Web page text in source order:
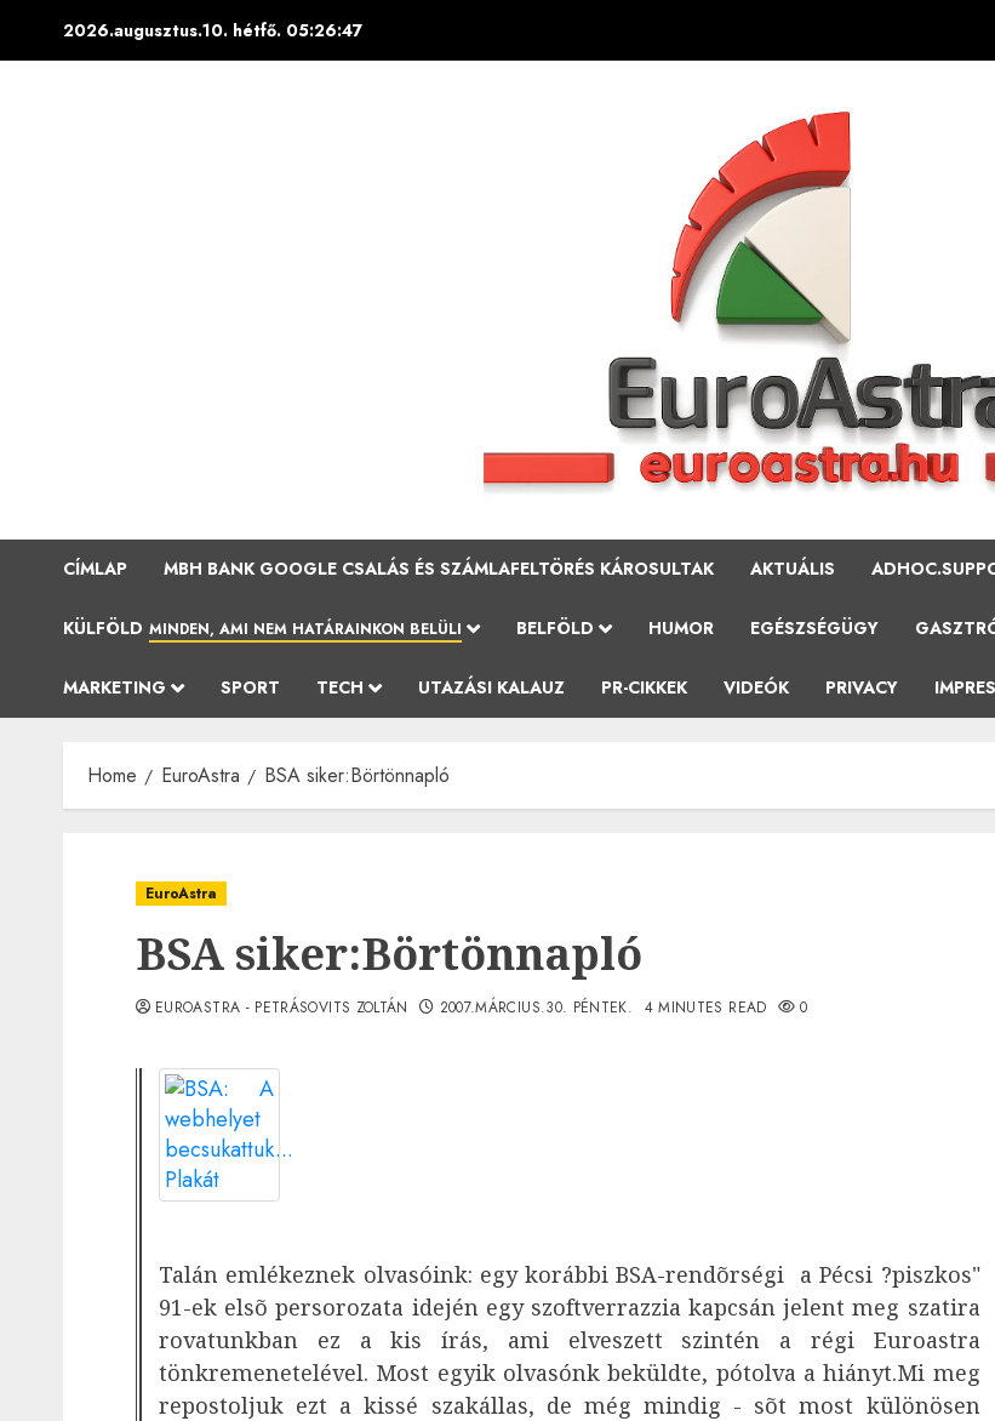
2026.augusztus.10. hétfő. 05:26:48
CÍMLAP MBH BANK GOOGLE CSALÁS ÉS SZÁMLAFELTÖRÉS KÁROSULTAK AKTUÁLIS
KÜLFÖLD MINDEN, AMI NEM HATÁRAINKON BELÜLI BELFÖLD HUMOR EGÉSZSÉGÜGY
MARKETING SPORT TECH UTAZÁSI KALAUZ PR-CIKKEK VIDEÓK PRIVACY
Home EuroAstra BSA siker:Börtönnapló
EuroAstra
BSA siker:Börtönnapló
EUROASTRA - PETRÁSOVITS ZOLTÁN 2007.MÁRCIUS.30. PÉNTEK. 4 MINUTES READ 0
Talán emlékeznek olvasóink: egy korábbi BSA-rendõrségi a Pécsi ?piszkos"
91-ek elsõ persorozata idején egy szoftverrazzia kapcsán jelent meg szatira
rovatunkban ez a kis írás, ami elveszett szintén a régi Euroastra
tönkremenetelével. Most egyik olvasónk beküldte, pótolva a hiányt.Mi meg
repostoljuk ezt a kissé szakállas, de még mindig - sõt most különösen